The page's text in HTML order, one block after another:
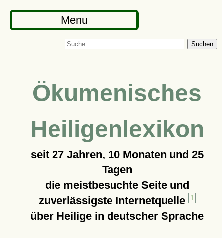
Menu
Suchen
Ökumenisches
Heiligenlexikon
seit 27 Jahren, 10 Monaten und 25
Tagen
die meistbesuchte Seite und
zuverlässigste Internetquelle
1
über Heilige in deutscher Sprache